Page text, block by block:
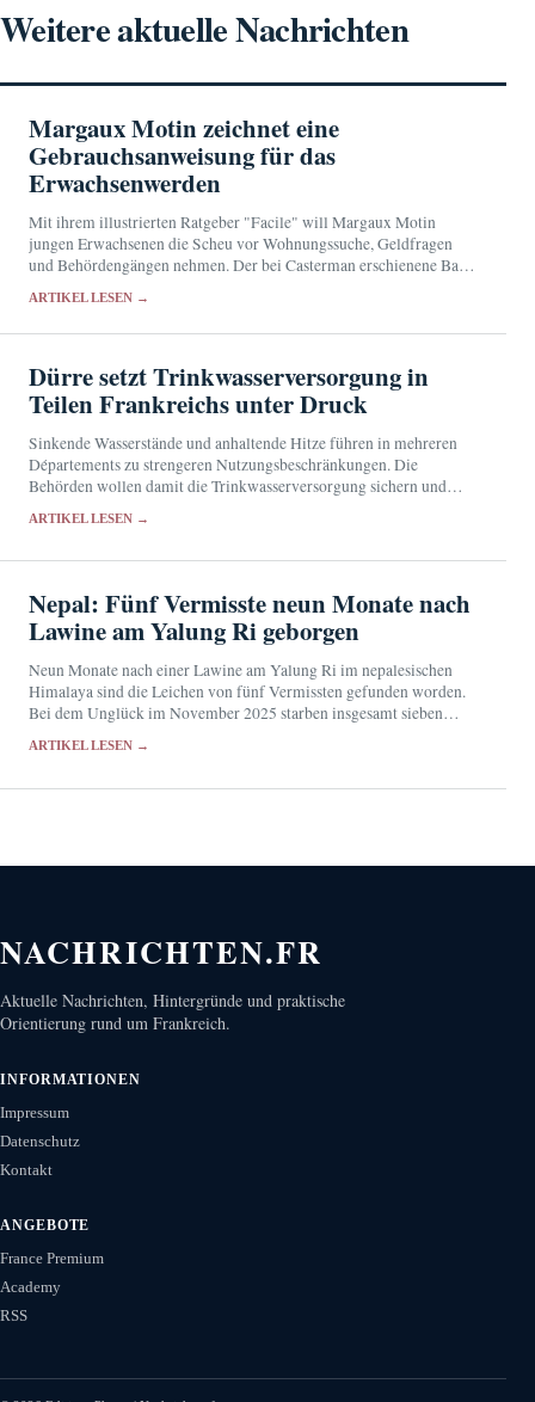
Weitere aktuelle Nachrichten
Margaux Motin zeichnet eine
Gebrauchsanweisung für das
Erwachsenwerden
Mit ihrem illustrierten Ratgeber "Facile" will Margaux Motin
jungen Erwachsenen die Scheu vor Wohnungssuche, Geldfragen
und Behördengängen nehmen. Der bei Casterman erschienene Band
ARTIKEL LESEN →
Dürre setzt Trinkwasserversorgung in
Teilen Frankreichs unter Druck
Sinkende Wasserstände und anhaltende Hitze führen in mehreren
Départements zu strengeren Nutzungsbeschränkungen. Die
Behörden wollen damit die Trinkwasserversorgung sichern und
ARTIKEL LESEN →
Nepal: Fünf Vermisste neun Monate nach
Lawine am Yalung Ri geborgen
Neun Monate nach einer Lawine am Yalung Ri im nepalesischen
Himalaya sind die Leichen von fünf Vermissten gefunden worden.
Bei dem Unglück im November 2025 starben insgesamt sieben
ARTIKEL LESEN →
NACHRICHTEN.FR
Aktuelle Nachrichten, Hintergründe und praktische
Orientierung rund um Frankreich.
INFORMATIONEN
Impressum
Datenschutz
Kontakt
ANGEBOTE
France Premium
Academy
RSS